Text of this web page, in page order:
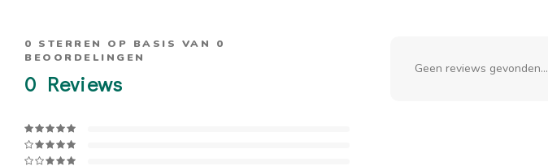
0 STERREN OP BASIS VAN 0
BEOORDELINGEN
0 Reviews
Geen reviews gevonden...